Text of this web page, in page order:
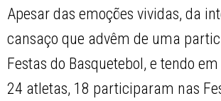
Apesar das emoções vividas, da
cansaço que advêm de uma
Festas do Basquetebol, e tendo
24 atletas, 18 participaram nas